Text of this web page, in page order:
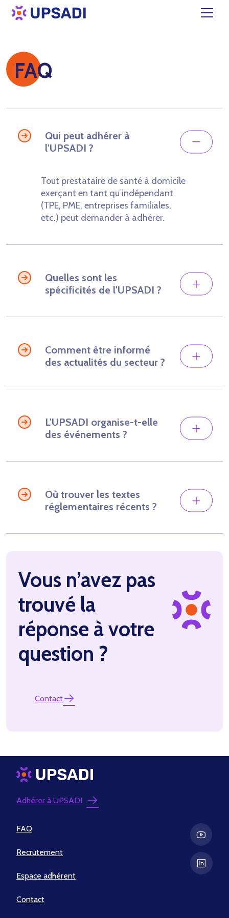
FAQ
Qui peut adhérer à
l'UPSADI ?
Tout prestataire de santé à domicile
exerçant en tant qu’indépendant
(TPE, PME, entreprises familiales,
etc.) peut demander à adhérer.
Quelles sont les
spécificités de l'UPSADI ?
Comment être informé
des actualités du secteur ?
L'UPSADI organise-t-elle
des événements ?
Où trouver les textes
réglementaires récents ?
Vous n’avez pas
trouvé la
réponse à votre
question ?
Contact
Adhérer à UPSADI
FAQ
Recrutement
Espace adhérent
Contact